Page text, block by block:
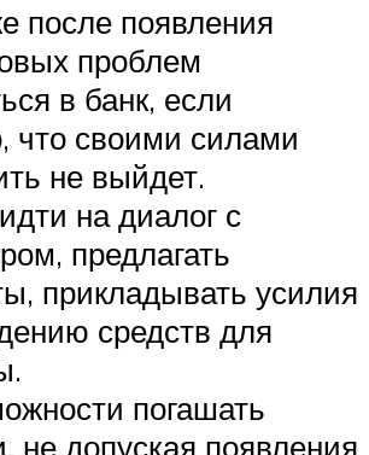
после появления
проблем
в банк, если
что своими силами
не выйдет.
на диалог с
предлагать
прикладывать усилия
средств для
погашать
не допуская появления